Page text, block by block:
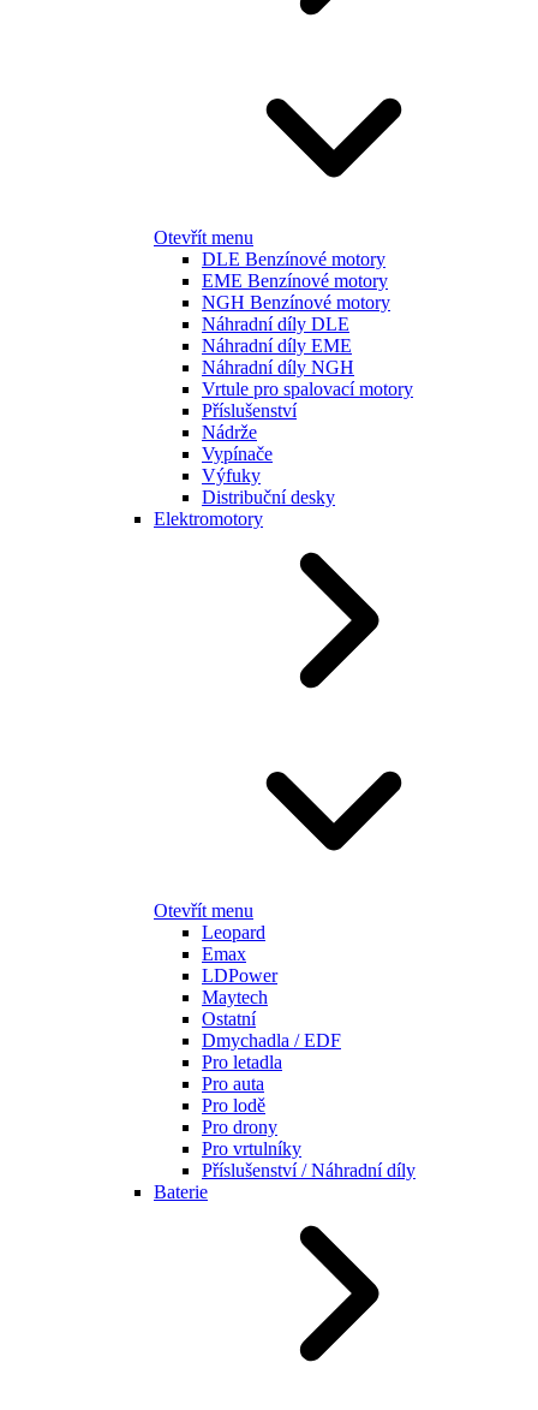
Otevřít menu
DLE Benzínové motory
EME Benzínové motory
NGH Benzínové motory
Náhradní díly DLE
Náhradní díly EME
Náhradní díly NGH
Vrtule pro spalovací motory
Příslušenství
Nádrže
Vypínače
Výfuky
Distribuční desky
Elektromotory
Otevřít menu
Leopard
Emax
LDPower
Maytech
Ostatní
Dmychadla / EDF
Pro letadla
Pro auta
Pro lodě
Pro drony
Pro vrtulníky
Příslušenství / Náhradní díly
Baterie